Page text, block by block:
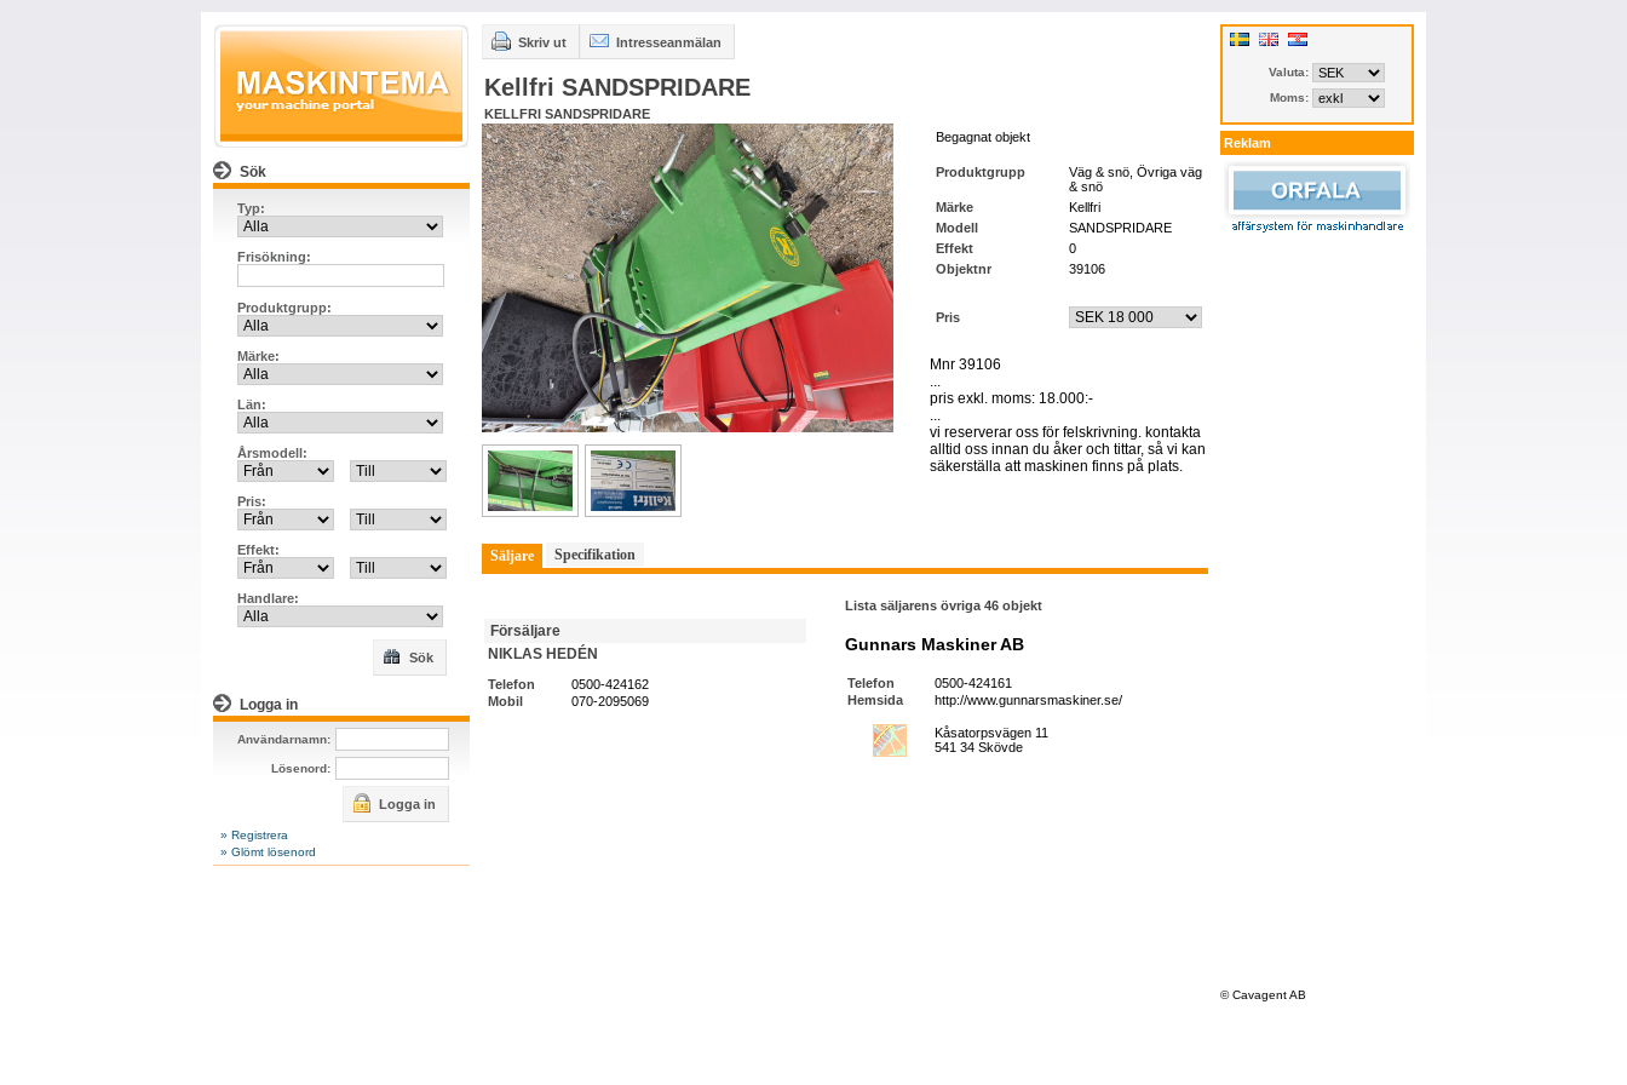
Sök
Typ:
Frisökning:
Produktgrupp:
Märke:
Län:
Årsmodell:
Pris:
Effekt:
Handlare:
Sök
Logga in
Användarnamn:
Lösenord:
Logga in
» Registrera
» Glömt lösenord
Skriv ut Intresseanmälan
Kellfri SANDSPRIDARE
KELLFRI SANDSPRIDARE
Begagnat objekt
Produktgrupp
Väg & snö, Övriga väg
& snö
Märke
Kellfri
Modell
SANDSPRIDARE
Effekt
0
Objektnr
39106
Pris
Mnr 39106
...
pris exkl. moms: 18.000:-
...
vi reserverar oss för felskrivning. kontakta
alltid oss innan du åker och tittar, så vi kan
säkerställa att maskinen finns på plats.
Säljare Specifikation
Försäljare
NIKLAS HEDÉN
Telefon
0500-424162
Mobil
070-2095069
Lista säljarens övriga 46 objekt
Gunnars Maskiner AB
Telefon
0500-424161
Hemsida
http://www.gunnarsmaskiner.se/
Kåsatorpsvägen 11
541 34 Skövde
Valuta:
Moms:
Reklam
© Cavagent AB